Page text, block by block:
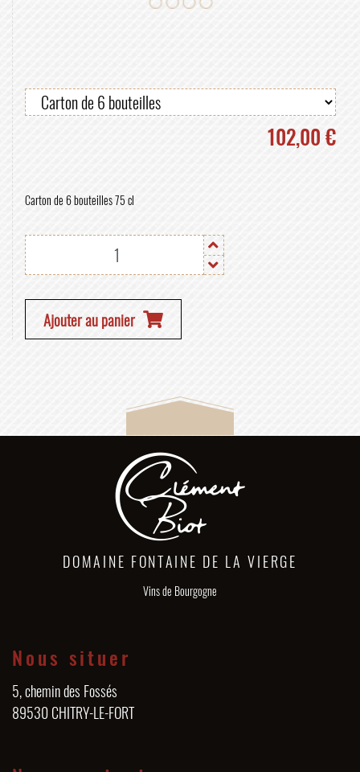
102,00 €
Carton de 6 bouteilles 75 cl
Ajouter au panier
DOMAINE FONTAINE DE LA VIERGE
Vins de Bourgogne
Nous situer
5, chemin des Fossés
89530 CHITRY-LE-FORT